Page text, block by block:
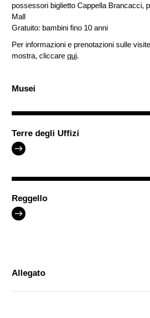
possessori biglietto Cappella Brancacci,
Mall
Gratuito: bambini fino 10 anni
Per informazioni e prenotazioni sulle
mostra, cliccare qui.
Musei
Terre degli Uffizi
Reggello
Allegato